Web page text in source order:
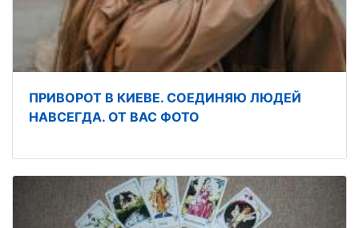
ПРИВОРОТ В КИЕВЕ. СОЕДИНЯЮ ЛЮДЕЙ
НАВСЕГДА. ОТ ВАС ФОТО